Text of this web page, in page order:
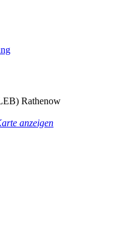
Rathenow
anzeigen